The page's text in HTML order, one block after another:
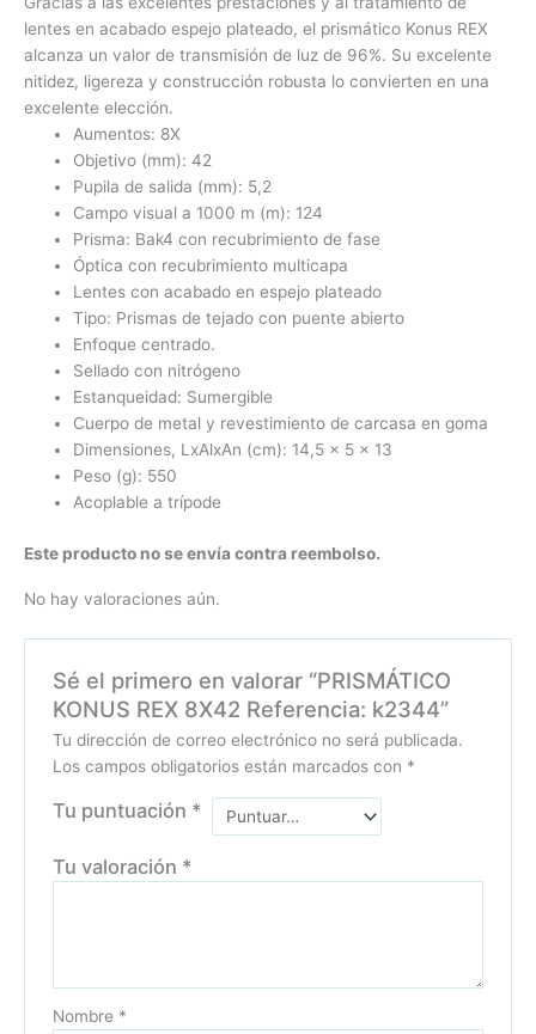
lentes en acabado espejo plateado, el prismático Konus REX
alcanza un valor de transmisión de luz de 96%. Su excelente
nitidez, ligereza y construcción robusta lo convierten en una
excelente elección.
Aumentos: 8X
Objetivo (mm): 42
Pupila de salida (mm): 5,2
Campo visual a 1000 m (m): 124
Prisma: Bak4 con recubrimiento de fase
Óptica con recubrimiento multicapa
Lentes con acabado en espejo plateado
Tipo: Prismas de tejado con puente abierto
Enfoque centrado.
Sellado con nitrógeno
Estanqueidad: Sumergible
Cuerpo de metal y revestimiento de carcasa en goma
Dimensiones, LxAlxAn (cm): 14,5 x 5 x 13
Peso (g): 550
Acoplable a trípode
Este producto no se envía contra reembolso.
No hay valoraciones aún.
Sé el primero en valorar “PRISMÁTICO
KONUS REX 8X42 Referencia: k2344”
Tu dirección de correo electrónico no será publicada.
Los campos obligatorios están marcados con *
Tu puntuación *
Tu valoración *
Nombre *